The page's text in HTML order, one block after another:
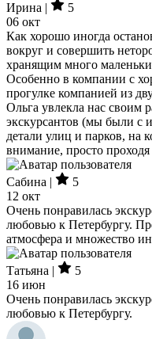
Ирина |
5
06 окт
Как хорошо иногда
вокруг и совершить
хранящим много
Особенно в компании с
прогулке компанией из
Ольга увлекла нас своим
экскурсантов (мы были с
детали улиц и парков, на
внимание, просто
Сабина |
5
12 окт
Очень понравилась
любовью к Петербургу.
атмосфера и множество
Татьяна |
5
16 июн
Очень понравилась
любовью к Петербургу.